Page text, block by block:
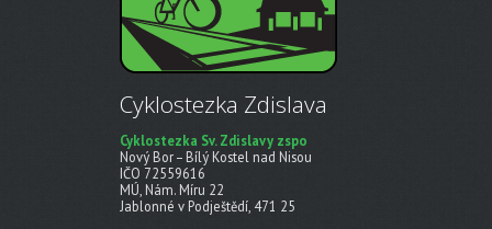
Cyklostezka Zdislava
Cyklostezka Sv. Zdislavy zspo
Nový Bor – Bílý Kostel nad Nisou
IČO 72559616
MÚ, Nám. Míru 22
Jablonné v Podještědí, 471 25